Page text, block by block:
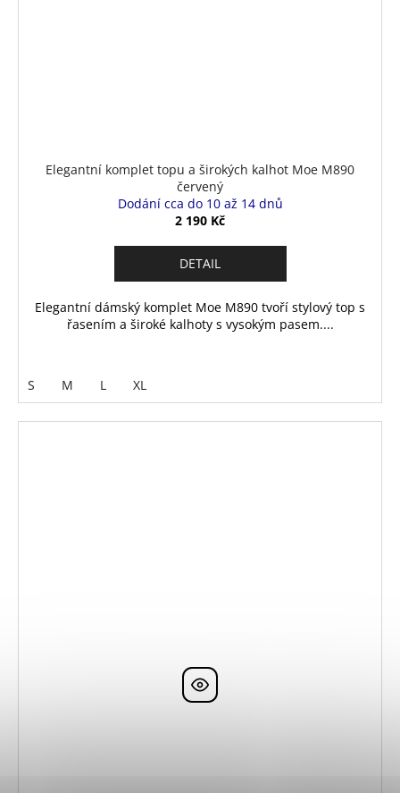
Elegantní komplet topu a širokých kalhot Moe M890
červený
Dodání cca do 10 až 14 dnů
2 190 Kč
DETAIL
Elegantní dámský komplet Moe M890 tvoří stylový top s
řasením a široké kalhoty s vysokým pasem....
S M L XL